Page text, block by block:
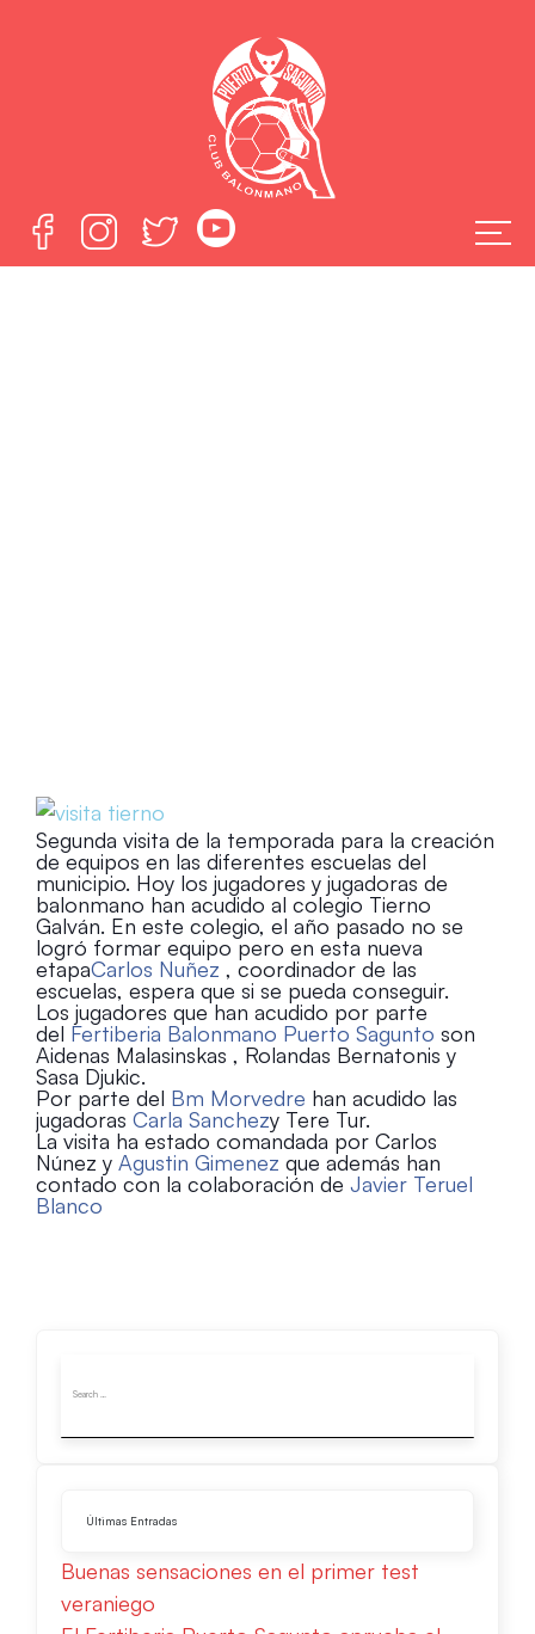
Segunda visita de la temporada para la creación
de equipos en las diferentes escuelas del
municipio. Hoy los jugadores y jugadoras de
balonmano han acudido al colegio Tierno
Galván. En este colegio, el año pasado no se
logró formar equipo pero en esta nueva
etapaCarlos Nuñez , coordinador de las
escuelas, espera que si se pueda conseguir.
Los jugadores que han acudido por parte
del Fertiberia Balonmano Puerto Sagunto son
Aidenas Malasinskas , Rolandas Bernatonis y
Sasa Djukic.
Por parte del Bm Morvedre han acudido las
jugadoras Carla Sanchezy Tere Tur.
La visita ha estado comandada por Carlos
Núnez y Agustin Gimenez que además han
contado con la colaboración de Javier Teruel
Blanco
Últimas Entradas
Buenas sensaciones en el primer test
veraniego